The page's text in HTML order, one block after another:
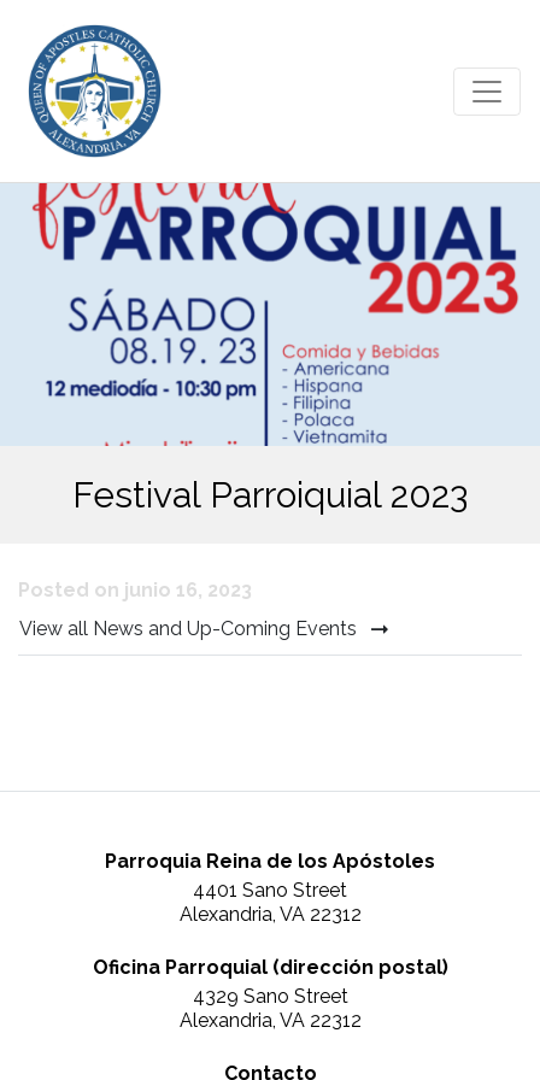
Festival Parroiquial 2023
Posted on junio 16, 2023
View all News and Up-Coming Events
Parroquia Reina de los Apóstoles
4401 Sano Street
Alexandria, VA 22312
Oficina Parroquial (dirección postal)
4329 Sano Street
Alexandria, VA 22312
Contacto